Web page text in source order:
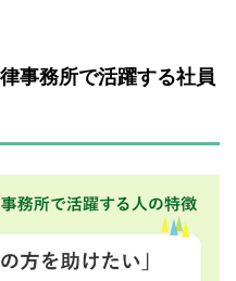
事務所で活躍する社員